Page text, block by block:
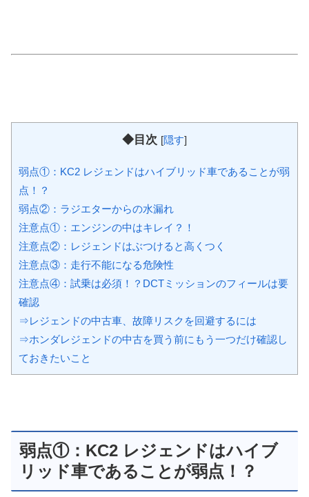
◆目次 [隠す]
弱点①：KC2 レジェンドはハイブリッド車であることが弱
点！？
弱点②：ラジエターからの水漏れ
注意点①：エンジンの中はキレイ？！
注意点②：レジェンドはぶつけると高くつく
注意点③：走行不能になる危険性
注意点④：試乗は必須！？DCTミッションのフィールは要
確認
⇒レジェンドの中古車、故障リスクを回避するには
⇒ホンダレジェンドの中古を買う前にもう一つだけ確認し
ておきたいこと
弱点①：KC2 レジェンドはハイブ
リッド車であることが弱点！？